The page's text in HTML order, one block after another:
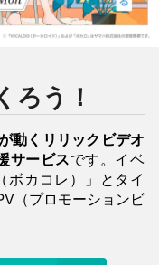
ろう！
動くリリックビデオ
サービスです。イベ
ボカコレ）」とタイ
（プロモーションビ